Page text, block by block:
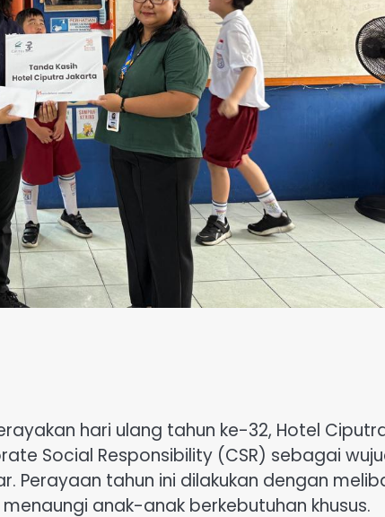
hari ulang tahun ke-32, Hotel
Social Responsibility (CSR) sebagai
Perayaan tahun ini dilakukan dengan
anak-anak berkebutuhan khusus.